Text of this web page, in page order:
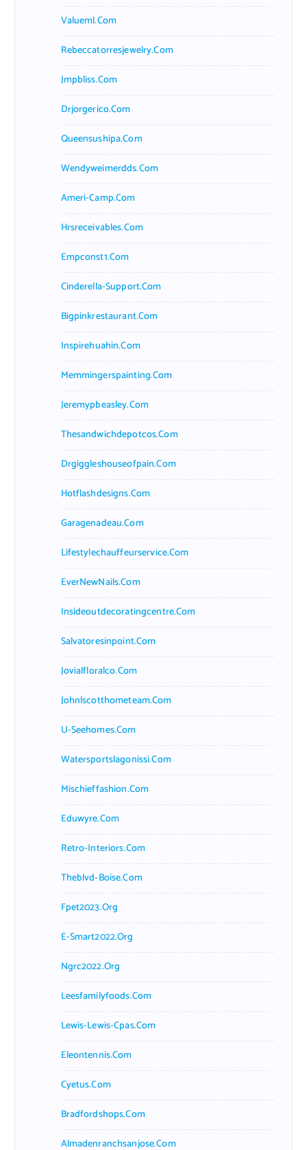
Valueml.com
Rebeccatorresjewelry.com
Jmpbliss.com
Drjorgerico.com
Queensushipa.com
Wendyweimerdds.com
Ameri-Camp.com
Hrsreceivables.com
Empconst1.com
Cinderella-Support.com
Bigpinkrestaurant.com
Inspirehuahin.com
Memmingerspainting.com
Jeremypbeasley.com
Thesandwichdepotcos.com
Drgiggleshouseofpain.com
Hotflashdesigns.com
Garagenadeau.com
Lifestylechauffeurservice.com
EverNewNails.com
Insideoutdecoratingcentre.com
Salvatoresinpoint.com
Jovialfloralco.com
Johnlscotthometeam.com
U-Seehomes.com
Watersportslagonissi.com
Mischieffashion.com
Eduwyre.com
Retro-Interiors.com
Theblvd-Boise.com
Fpet2023.org
E-Smart2022.org
Ngrc2022.org
Leesfamilyfoods.com
Lewis-Lewis-Cpas.com
Eleontennis.com
Cyetus.com
Bradfordshops.com
Almadenranchsanjose.com